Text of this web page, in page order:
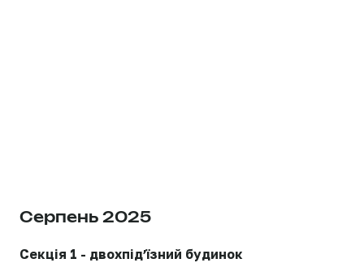
Серпень 2025
Секція 1 - двохпідʼїзний будинок